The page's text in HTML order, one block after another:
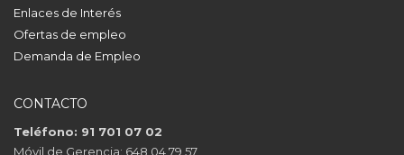
Enlaces de Interés
Ofertas de empleo
Demanda de Empleo
CONTACTO
Teléfono: 91 701 07 02
Móvil de Gerencia: 648 04 79 57